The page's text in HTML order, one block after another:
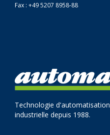
Fax : +49 5207 8958-88
Technologie d'automatisation
industrielle depuis 1988.